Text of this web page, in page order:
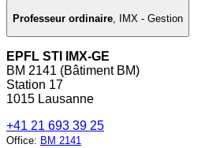
Professeur ordinaire IMX - Gestion
EPFL STI IMX-GE
BM 2141 (Bâtiment BM)
Station 17
1015 Lausanne
+41 21 693 39 25
Office: BM 2141